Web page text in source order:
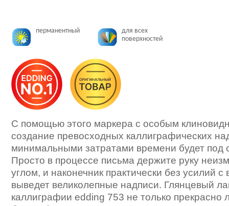
перманентный
для всех
поверхностей
С помощью этого маркера с особым
создание превосходных каллиграфических
минимальными затратами времени будет под
Просто в процессе письма держите руку
углом, и наконечник практически без усилий
выведет великолепные надписи. Глянцевый
каллиграфии edding 753 не только прекрасно